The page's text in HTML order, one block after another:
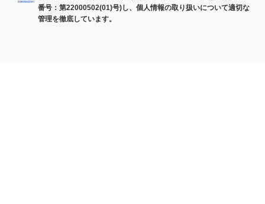
番号：第22000502(01)号)し、個人情報の取り扱いについて適切な
管理を徹底しています。